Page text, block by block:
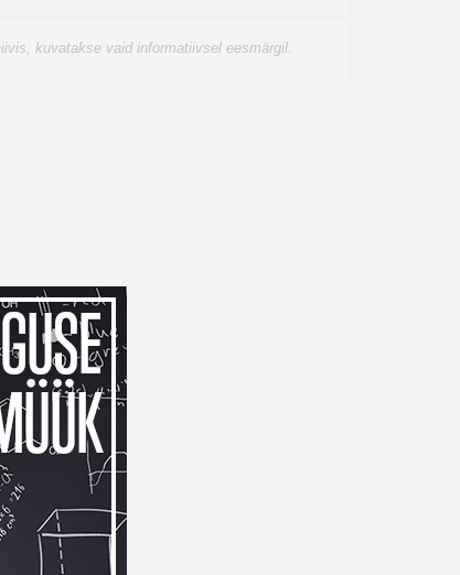
kuvatakse vaid informatiivsel eesmärgil.